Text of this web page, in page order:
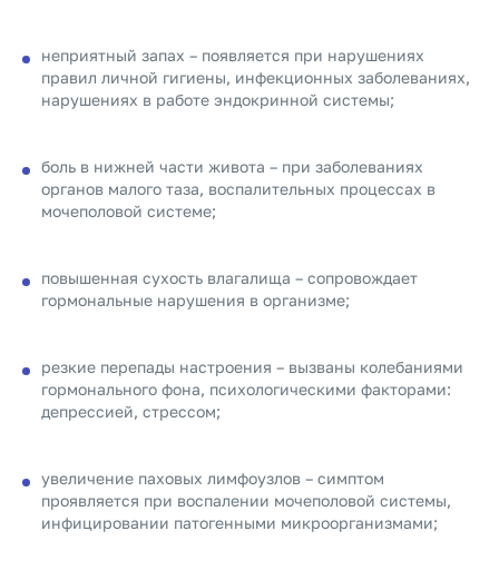
неприятный запах – появляется при нарушениях
правил личной гигиены, инфекционных заболеваниях,
нарушениях в работе эндокринной системы;
боль в нижней части живота – при заболеваниях
органов малого таза, воспалительных процессах в
мочеполовой системе;
повышенная сухость влагалища – сопровождает
гормональные нарушения в организме;
резкие перепады настроения – вызваны колебаниями
гормонального фона, психологическими факторами:
депрессией, стрессом;
увеличение паховых лимфоузлов – симптом
проявляется при воспалении мочеполовой системы,
инфицировании патогенными микроорганизмами;